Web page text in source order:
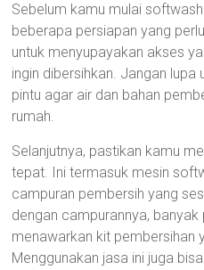
Sebelum kamu mulai
beberapa persiapan yang
untuk menyupayakan akses
ingin dibersihkan. Jangan lupa
pintu agar air dan bahan
rumah.
Selanjutnya, pastikan kamu
tepat. Ini termasuk mesin
campuran pembersih yang
dengan campurannya,
menawarkan kit pembersihan
Menggunakan jasa ini juga